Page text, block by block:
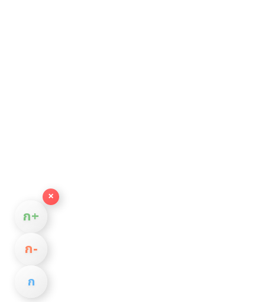
×
ก+
ก−
ก